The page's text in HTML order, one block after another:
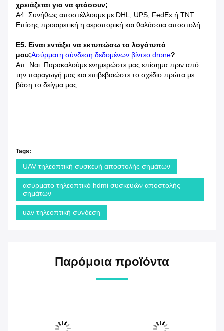
χρειάζεται για να φτάσουν;
Α4: Συνήθως αποστέλλουμε με DHL, UPS, FedEx ή TNT.
Επίσης προαιρετική η αεροπορική και θαλάσσια αποστολή.
Ε5. Είναι εντάξει να εκτυπώσω το λογότυπό
μου;Ασύρματη σύνδεση δεδομένων βίντεο drone?
Απ: Ναι. Παρακαλούμε ενημερώστε μας επίσημα πριν από
την παραγωγή μας και επιβεβαιώστε το σχέδιο πρώτα με
βάση το δείγμα μας.
Tags:
UAV τηλεοπτική συσκευή αποστολής σημάτων
ασύρματο τηλεοπτικό hdmi συσκευών αποστολής
σημάτων
uav τηλεοπτική σύνδεση
Παρόμοια προϊόντα